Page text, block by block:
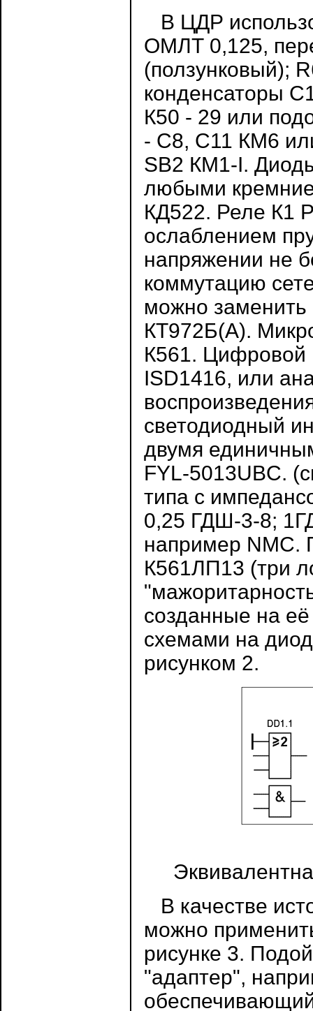
В ЦДР
ОМЛТ 0,125,
(ползунковый);
конденсаторы
К50 - 29 или
- С8, С11 КМ6
SB2 КМ1-I.
любыми
КД522. Реле К1
ослаблением
напряжении не
коммутацию
можно
КТ972Б(А).
К561. Цифровой
ISD1416, или
светодиодный
двумя
FYL-5013UBC.
типа с
0,25 ГДШ-3-8;
например NMC.
К561ЛП13 (три
созданные на
схемами на
рисунком 2.
В качестве
можно
рисунке 3.
"адаптер",